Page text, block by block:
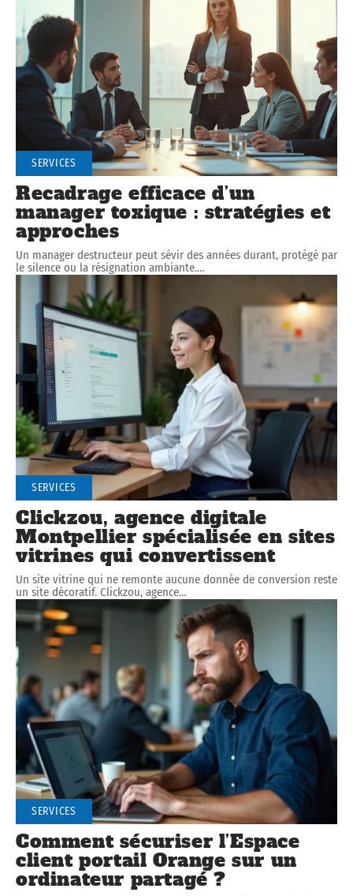
SERVICES
Recadrage efficace d’un
manager toxique : stratégies et
approches
Un manager destructeur peut sévir des années durant, protégé par
le silence ou la résignation ambiante.…
SERVICES
Clickzou, agence digitale
Montpellier spécialisée en sites
vitrines qui convertissent
Un site vitrine qui ne remonte aucune donnée de conversion reste
un site décoratif. Clickzou, agence…
SERVICES
Comment sécuriser l’Espace
client portail Orange sur un
ordinateur partagé ?